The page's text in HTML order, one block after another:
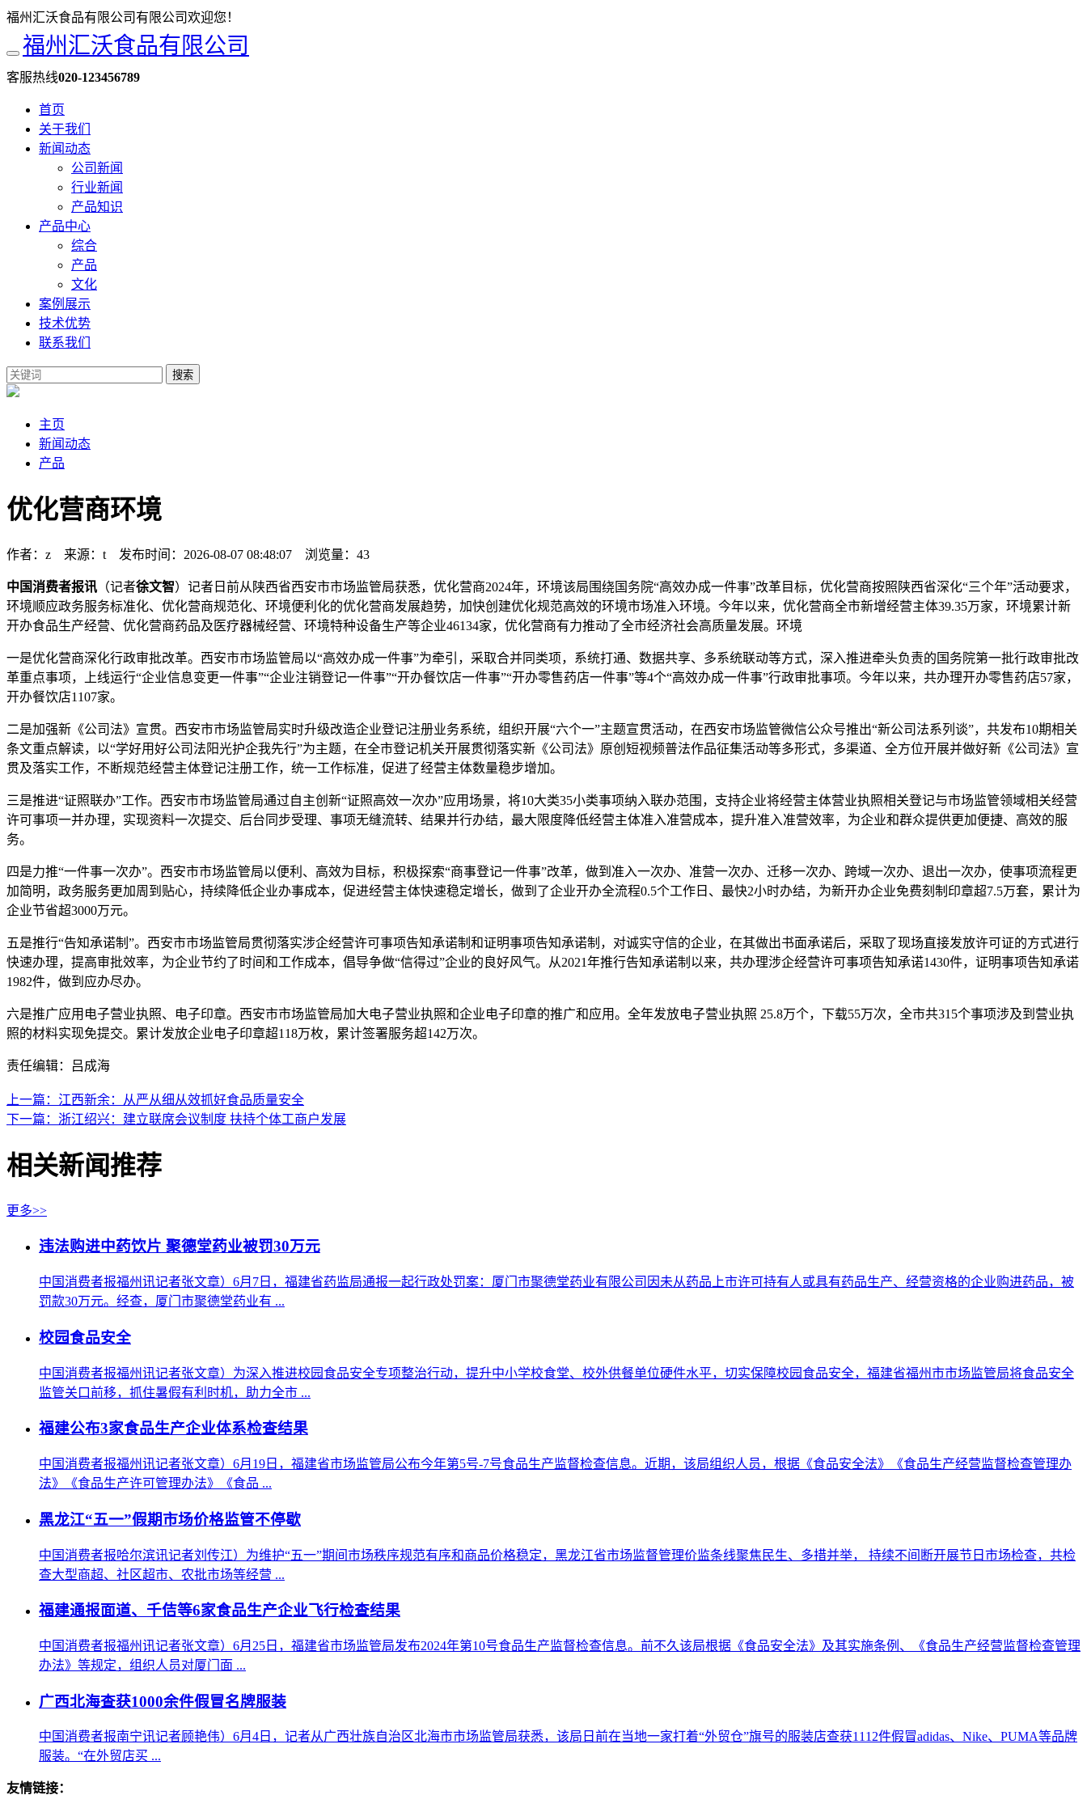
福州汇沃食品有限公司有限公司欢迎您！
福州汇沃食品有限公司
客服热线020-123456789
首页
关于我们
新闻动态
公司新闻
行业新闻
产品知识
产品中心
综合
产品
文化
案例展示
技术优势
联系我们
搜索
主页
新闻动态
产品
优化营商环境
作者：z 来源：t 发布时间：2026-08-07 08:48:07 浏览量：43
中国消费者报讯 （记者徐文智）记者日前从陕西省西安市市场监管局获悉，优化营商2024年，环境该局围绕国务院“高效办成一件事”改革目标，优化营商按照陕西省深化“三个年”活动要求，
环境顺应政务服务标准化、优化营商规范化、环境便利化的优化营商发展趋势，加快创建优化规范高效的环境市场准入环境。今年以来，优化营商全市新增经营主体39.35万家，环境累计新
开办食品生产经营、优化营商药品及医疗器械经营、环境特种设备生产等企业46134家，优化营商有力推动了全市经济社会高质量发展。环境
一是优化营商深化行政审批改革。西安市市场监管局以“高效办成一件事”为牵引，采取合并同类项，系统打通、数据共享、多系统联动等方式，深入推进牵头负责的国务院第一批行政审批改
革重点事项，上线运行“企业信息变更一件事”“企业注销登记一件事”“开办餐饮店一件事”“开办零售药店一件事”等4个“高效办成一件事”行政审批事项。今年以来，共办理开办零售药店57家，
开办餐饮店1107家。
二是加强新《公司法》宣贯。西安市市场监管局实时升级改造企业登记注册业务系统，组织开展“六个一”主题宣贯活动，在西安市场监管微信公众号推出“新公司法系列谈”，共发布10期相关
条文重点解读，以“学好用好公司法阳光护企我先行”为主题，在全市登记机关开展贯彻落实新《公司法》原创短视频普法作品征集活动等多形式，多渠道、全方位开展并做好新《公司法》宣
贯及落实工作，不断规范经营主体登记注册工作，统一工作标准，促进了经营主体数量稳步增加。
三是推进“证照联办”工作。西安市市场监管局通过自主创新“证照高效一次办”应用场景，将10大类35小类事项纳入联办范围，支持企业将经营主体营业执照相关登记与市场监管领域相关经营
许可事项一并办理，实现资料一次提交、后台同步受理、事项无缝流转、结果并行办结，最大限度降低经营主体准入准营成本，提升准入准营效率，为企业和群众提供更加便捷、高效的服
务。
四是力推“一件事一次办”。西安市市场监管局以便利、高效为目标，积极探索“商事登记一件事”改革，做到准入一次办、准营一次办、迁移一次办、跨域一次办、退出一次办，使事项流程更
加简明，政务服务更加周到贴心，持续降低企业办事成本，促进经营主体快速稳定增长，做到了企业开办全流程0.5个工作日、最快2小时办结，为新开办企业免费刻制印章超7.5万套，累计为
企业节省超3000万元。
五是推行“告知承诺制”。西安市市场监管局贯彻落实涉企经营许可事项告知承诺制和证明事项告知承诺制，对诚实守信的企业，在其做出书面承诺后，采取了现场直接发放许可证的方式进行
快速办理，提高审批效率，为企业节约了时间和工作成本，倡导争做“信得过”企业的良好风气。从2021年推行告知承诺制以来，共办理涉企经营许可事项告知承诺1430件，证明事项告知承诺
1982件，做到应办尽办。
六是推广应用电子营业执照、电子印章。西安市市场监管局加大电子营业执照和企业电子印章的推广和应用。全年发放电子营业执照 25.8万个，下载55万次，全市共315个事项涉及到营业执
照的材料实现免提交。累计发放企业电子印章超118万枚，累计签署服务超142万次。
责任编辑：吕成海
上一篇：江西新余：从严从细从效抓好食品质量安全
下一篇：浙江绍兴：建立联席会议制度 扶持个体工商户发展
相关新闻推荐
更多>>
违法购进中药饮片 聚德堂药业被罚30万元
中国消费者报福州讯记者张文章）6月7日，福建省药监局通报一起行政处罚案：厦门市聚德堂药业有限公司因未从药品上市许可持有人或具有药品生产、经营资格的企业购进药品，被
罚款30万元。经查，厦门市聚德堂药业有 ...
校园食品安全
中国消费者报福州讯记者张文章）为深入推进校园食品安全专项整治行动，提升中小学校食堂、校外供餐单位硬件水平，切实保障校园食品安全，福建省福州市市场监管局将食品安全
监管关口前移，抓住暑假有利时机，助力全市 ...
福建公布3家食品生产企业体系检查结果
中国消费者报福州讯记者张文章）6月19日，福建省市场监管局公布今年第5号-7号食品生产监督检查信息。近期，该局组织人员，根据《食品安全法》《食品生产经营监督检查管理办
法》《食品生产许可管理办法》《食品 ...
黑龙江“五一”假期市场价格监管不停歇
中国消费者报哈尔滨讯记者刘传江）为维护“五一”期间市场秩序规范有序和商品价格稳定，黑龙江省市场监督管理价监条线聚焦民生、多措并举， 持续不间断开展节日市场检查，共检
查大型商超、社区超市、农批市场等经营 ...
福建通报面道、千佶等6家食品生产企业飞行检查结果
中国消费者报福州讯记者张文章）6月25日，福建省市场监管局发布2024年第10号食品生产监督检查信息。前不久该局根据《食品安全法》及其实施条例、《食品生产经营监督检查管理
办法》等规定，组织人员对厦门面 ...
广西北海查获1000余件假冒名牌服装
中国消费者报南宁讯记者顾艳伟）6月4日，记者从广西壮族自治区北海市市场监管局获悉，该局日前在当地一家打着“外贸仓”旗号的服装店查获1112件假冒adidas、Nike、PUMA等品牌
服装。“在外贸店买 ...
友情链接：